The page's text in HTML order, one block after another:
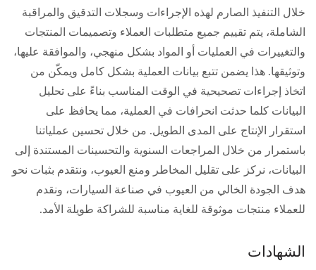
خلال التنفيذ الصارم لهذه الإجراءات وسجلات التدقيق والمراقبة
الشاملة، يتم تقييم جميع متطلبات العملاء وتصميمات المنتجات
والتغييرات في العمليات أو المواد بشكل منهجي، والموافقة عليها،
وتوثيقها. هذا يضمن تتبع بيانات العملية بشكل كامل ويمكّن من
اتخاذ إجراءات تصحيحية في الوقت المناسب بناءً على تحليل
البيانات كلما حدثت انحرافات في العملية، مما يحافظ على
استقرار الإنتاج على المدى الطويل. من خلال تحسين عملياتنا
باستمرار من خلال المراجعات السنوية والتحسينات المستندة إلى
البيانات، نركز على تقليل المخاطر ومنع العيوب، ونتقدم بثبات نحو
هدف الجودة الخالي من العيوب في صناعة السيارات، ونقدم
للعملاء منتجات موثوقة للغاية مناسبة للشراكة طويلة الأمد.
الشهادات